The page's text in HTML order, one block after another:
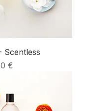
Scentless
€